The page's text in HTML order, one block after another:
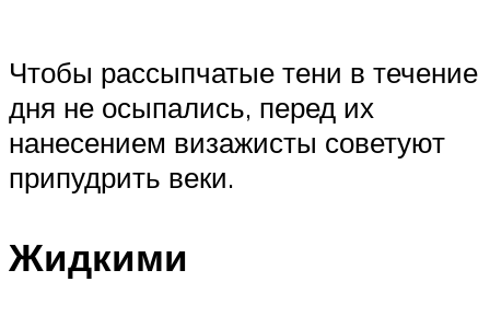
Чтобы рассыпчатые тени в течение
дня не осыпались, перед их
нанесением визажисты советуют
припудрить веки.
Жидкими